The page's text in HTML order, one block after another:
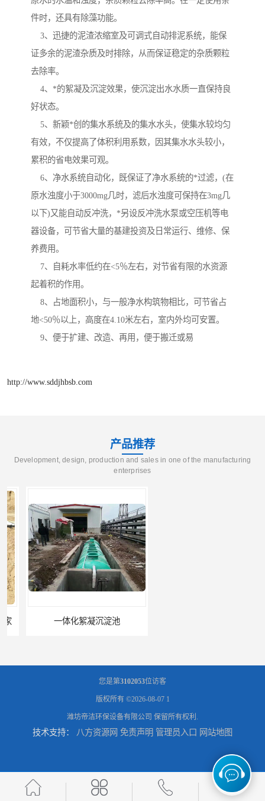
件时，还具有除藻功能。
3、迅捷的泥渣浓缩室及可调式自动排泥系统，能保
证多余的泥渣杂质及时排除，从而保证稳定的杂质颗粒
去除率。
4、*的絮凝及沉淀效果，使沉淀出水水质一直保持良
好状态。
5、新颖*创的集水系统及的集水水头，使集水较均匀
有效，不仅提高了体积利用系数，因其集水水头较小，
累积的省电效果可观。
6、净水系统自动化，既保证了净水系统的*过滤，(在
原水浊度小于3000mg几时，滤后水浊度可保持在3mg几
以下)又能自动反冲洗，*另设反冲洗水泵或空压机等电
器设备，可节省大量的基建投资及日常运行、维修、保
养费用。
7、自耗水率低约在<5％左右，对节省有限的水资源
起着积的作用。
8、占地面积小，与一般净水构筑物相比，可节省占
地<50％以上，高度在4.10米左右，室内外均可安置。
9、便于扩建、改造、再用，便于搬迁或易
http://www.sddjhbsb.com
产品推荐
Development, design, production and sales in one of the manufacturing
enterprises
一体化絮凝沉淀池
一体化碳钢絮凝沉淀设备去除悬浮球物 一体化碳钢絮凝沉淀设备
您是第3102053位访客
版权所有 ©2026-08-07 1
潍坊帝洁环保设备有限公司 保留所有权利.
技术支持： 八方资源网 免责声明 管理员入口 网站地图